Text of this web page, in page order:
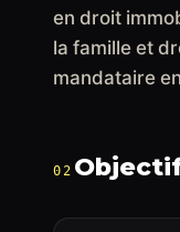
en droit
la famille et
mandataire
02